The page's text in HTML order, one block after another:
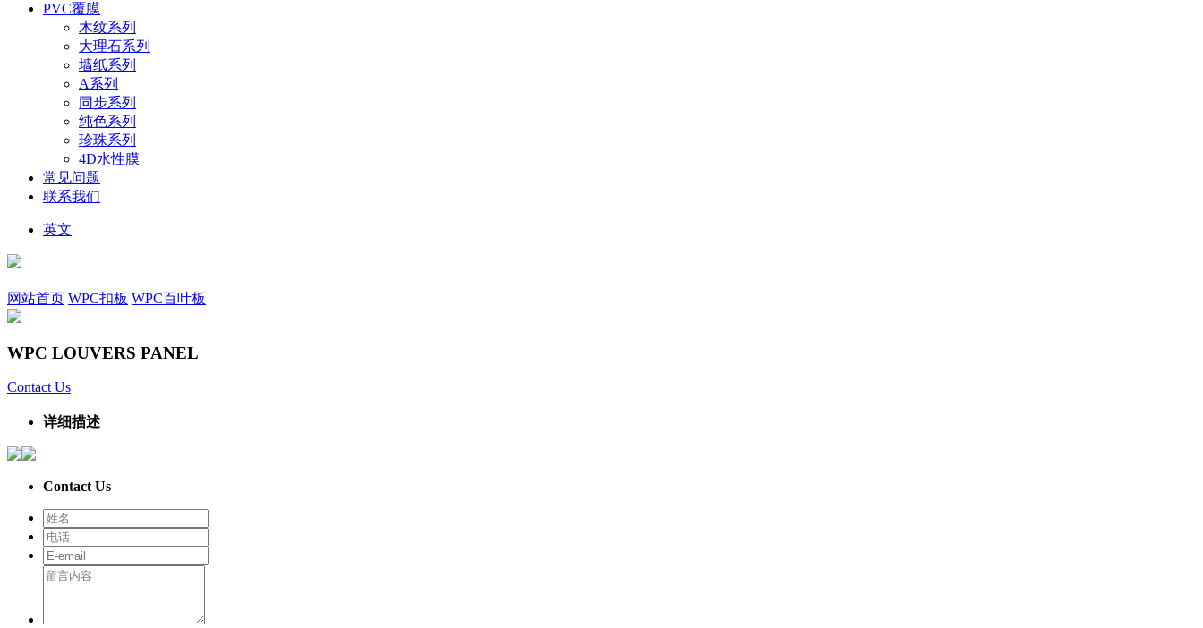
PVC覆膜
木纹系列
大理石系列
墙纸系列
A系列
同步系列
纯色系列
珍珠系列
4D水性膜
常见问题
联系我们
英文
网站首页 WPC扣板 WPC百叶板
WPC LOUVERS PANEL
Contact Us
详细描述
Contact Us